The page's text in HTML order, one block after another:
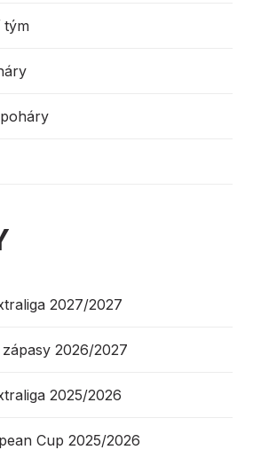
tým
2027/2027
2026/2027
2025/2026
Cup 2025/2026